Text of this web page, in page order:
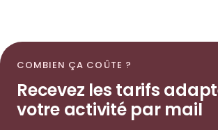
COMBIEN ÇA COÛTE ?
Recevez les tarifs
votre activité par mail